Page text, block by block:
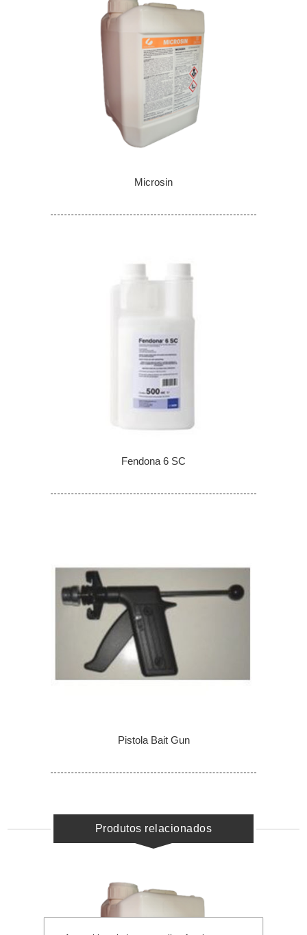
Microsin
Fendona 6 SC
Pistola Bait Gun
Produtos relacionados